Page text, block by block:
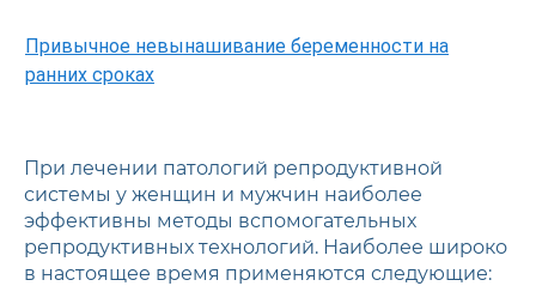
Привычное невынашивание беременности на
ранних сроках
При лечении патологий репродуктивной
системы у женщин и мужчин наиболее
эффективны методы вспомогательных
репродуктивных технологий. Наиболее широко
в настоящее время применяются следующие: